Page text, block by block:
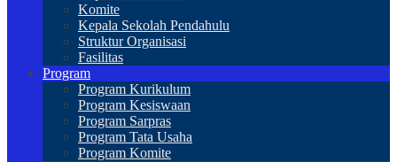
Komite
Kepala Sekolah Pendahulu
Struktur Organisasi
Fasilitas
Program
Program Kurikulum
Program Kesiswaan
Program Sarpras
Program Tata Usaha
Program Komite